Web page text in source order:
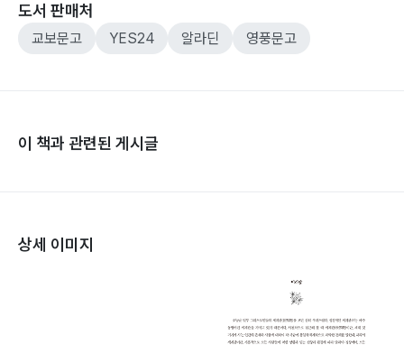
도서 판매처
교보문고 YES24 알라딘 영풍문고
이 책과 관련된 게시글
상세 이미지